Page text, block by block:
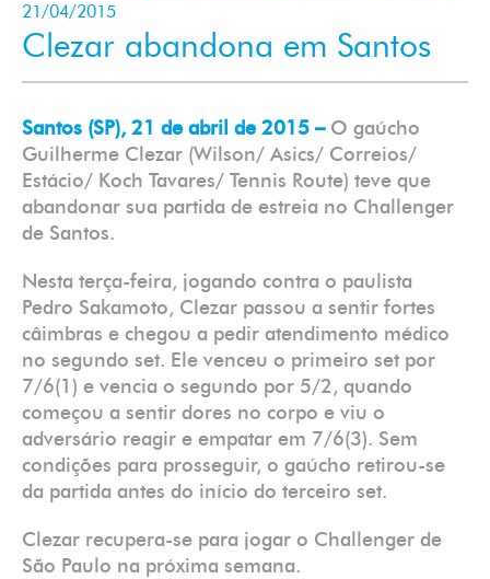
21/04/2015
Clezar abandona em Santos
Santos (SP), 21 de abril de 2015 –O gaúcho
Guilherme Clezar (Wilson/ Asics/ Correios/
Estácio/ Koch Tavares/ Tennis Route) teve que
abandonar sua partida de estreia no Challenger
de Santos.
Nesta terça-feira, jogando contra o paulista
Pedro Sakamoto, Clezar passou a sentir fortes
câimbras e chegou a pedir atendimento médico
no segundo set. Ele venceu o primeiro set por
7/6(1) e vencia o segundo por 5/2, quando
começou a sentir dores no corpo e viu o
adversário reagir e empatar em 7/6(3). Sem
condições para prosseguir, o gaúcho retirou-se
da partida antes do início do terceiro set.
Clezar recupera-se para jogar o Challenger de
São Paulo na próxima semana.